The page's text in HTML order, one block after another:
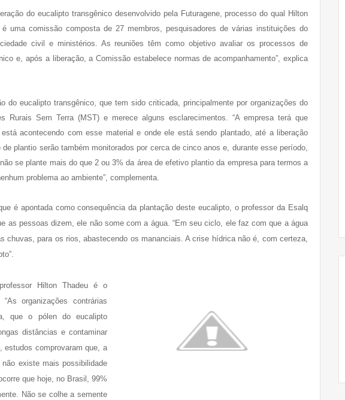
do eucalipto transgênico desenvolvido pela Futuragene, processo do qual Hilton
é uma comissão composta de 27 membros, pesquisadores de várias instituições do
civil e ministérios. As reuniões têm como objetivo avaliar os processos de
e, após a liberação, a Comissão estabelece normas de acompanhamento”, explica
do eucalipto transgênico, que tem sido criticada, principalmente por organizações do
Rurais Sem Terra (MST) e merece alguns esclarecimentos. “A empresa terá que
acontecendo com esse material e onde ele está sendo plantado, até a liberação
plantio serão também monitorados por cerca de cinco anos e, durante esse período,
se plante mais do que 2 ou 3% da área de efetivo plantio da empresa para termos a
problema ao ambiente”, complementa.
é apontada como consequência da plantação deste eucalipto, o professor da Esalq
as pessoas dizem, ele não some com a água. “Em seu ciclo, ele faz com que a água
chuvas, para os rios, abastecendo os mananciais. A crise hídrica não é, com certeza,
Hilton Thadeu é o
organizações contrárias
que o pólen do eucalipto
distâncias e contaminar
estudos comprovaram que, a
existe mais possibilidade
que hoje, no Brasil, 99%
Não se colhe a semente